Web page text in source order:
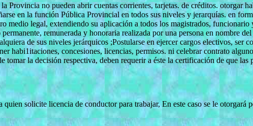
Provincia no pueden abrir cuentas corrientes, tarjetas. de créditos. otorgar
en la función Pública Provincial en todos sus niveles y jerarquías. en
medio legal, extendiendo su aplicación a todos los magistrados, funcionario
remunerada y honoraria realizada por una persona en nombre
de sus niveles jerárquicos ;Postularse en ejercer cargos electivos, ser
habi1itaciones, concesiones, licencias, permisos. ni celebrar contrato
tomar la decisión respectiva, deben requerir a éste la certificación de que las
solicite licencia de conductor para trabajar, En este caso se le otorgará